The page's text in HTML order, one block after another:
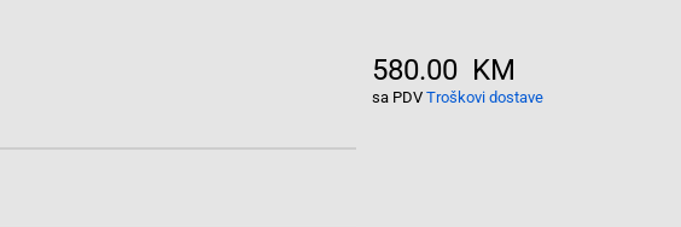
580.00 KM
sa PDV Troškovi dostave